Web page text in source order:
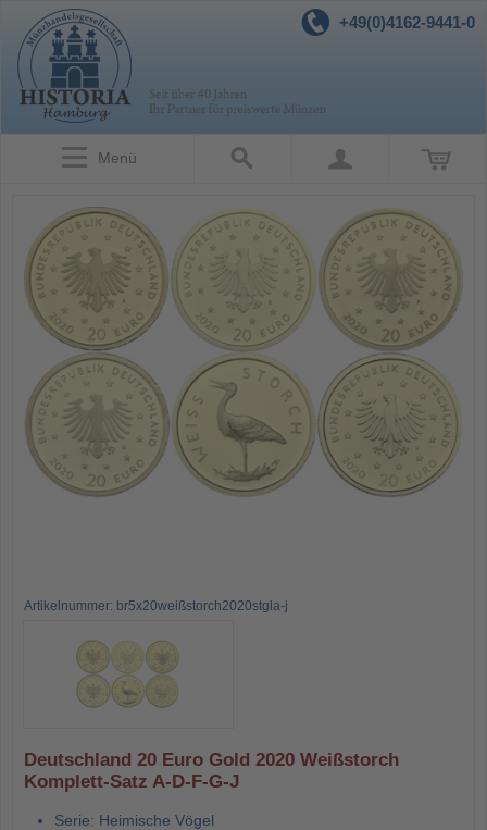
+49(0)4162-9441-0
Menü
Artikelnummer: br5x20weißstorch2020stgla-j
Deutschland 20 Euro Gold 2020 Weißstorch
Komplett-Satz A-D-F-G-J
Serie: Heimische Vögel